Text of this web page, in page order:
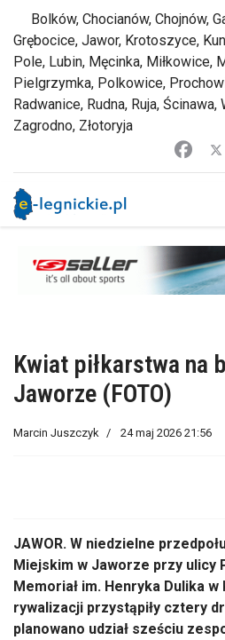
Bolków, Chocianów, Chojnów,
Grębocice, Jawor, Krotoszyce,
Pole, Lubin, Męcinka, Miłkowice,
Pielgrzymka, Polkowice,
Radwanice, Rudna, Ruja,
Zagrodno, Złotoryja
Kwiat piłkarstwa na
Jaworze (FOTO)
Marcin Juszczyk 24 maj 2026 21:56
JAWOR. W niedzielne
Miejskim w Jaworze przy ulicy
Memoriał im. Henryka Dulika
rywalizacji przystąpiły cztery
planowano udział sześciu